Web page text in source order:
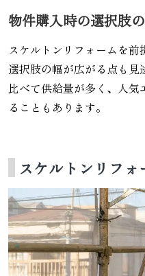
物件購入時の選択肢
スケルトンリフォームを前
選択肢の幅が広がる点も見
比べて供給量が多く、人
ることもあります。
スケルトンリフォ